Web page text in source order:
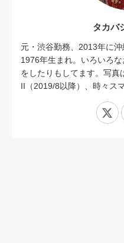
タカバ
元・渋谷勤務、2013年に沖
1976年生まれ。いろいろ
をしたりもしてます。写
II（2019/8以降）、時々ス
X